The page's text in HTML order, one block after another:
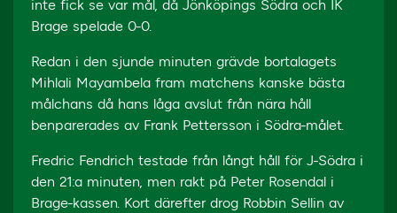
inte fick se var mål, då Jönköpings Södra och IK
Brage spelade 0-0.
Redan i den sjunde minuten grävde bortalagets
Mihlali Mayambela fram matchens kanske bästa
målchans då hans låga avslut från nära håll
benparerades av Frank Pettersson i Södra-målet.
Fredric Fendrich testade från långt håll för J-Södra i
den 21:a minuten, men rakt på Peter Rosendal i
Brage-kassen. Kort därefter drog Robbin Sellin av